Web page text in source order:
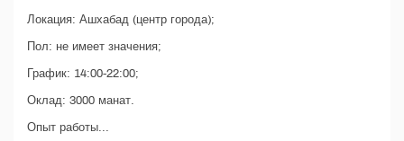
Локация: Ашхабад (центр города);
Пол: не имеет значения;
График: 14:00-22:00;
Оклад: 3000 манат.
Опыт работы...